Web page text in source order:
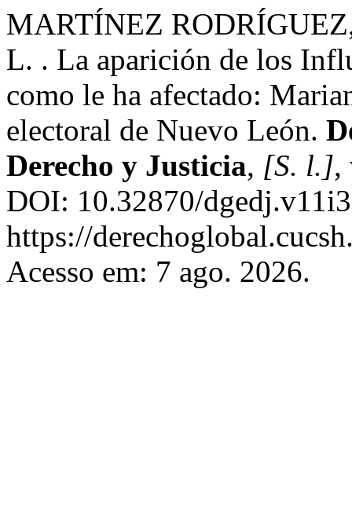
MARTÍNEZ
L. . La aparición de los
como le ha afectado:
electoral de Nuevo León.
Derecho y Justicia, [S. l.],
DOI: 10.32870/
https://
Acesso em: 7 ago. 2026.